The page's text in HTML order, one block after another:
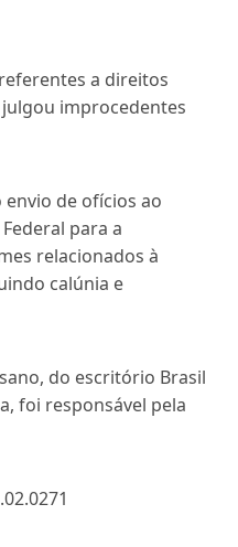
a direitos
improcedentes
de ofícios ao
para a
relacionados à
calúnia e
do escritório Brasil
foi responsável pela